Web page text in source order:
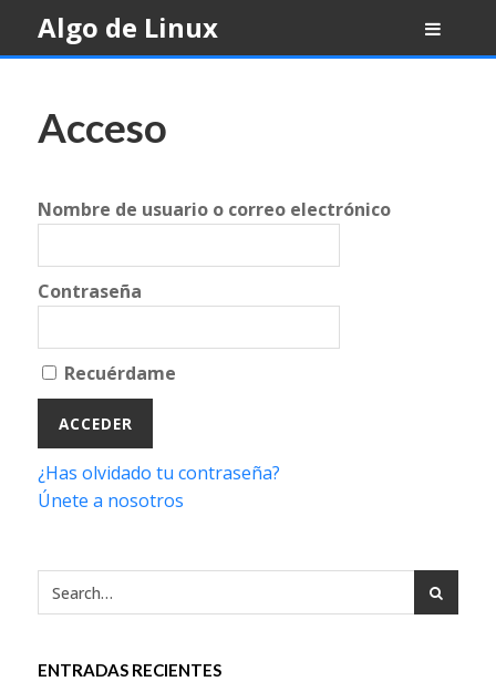
content
Algo de Linux
Acceso
Nombre de usuario o correo electrónico
Contraseña
Recuérdame
¿Has olvidado tu contraseña?
Únete a nosotros
ENTRADAS RECIENTES